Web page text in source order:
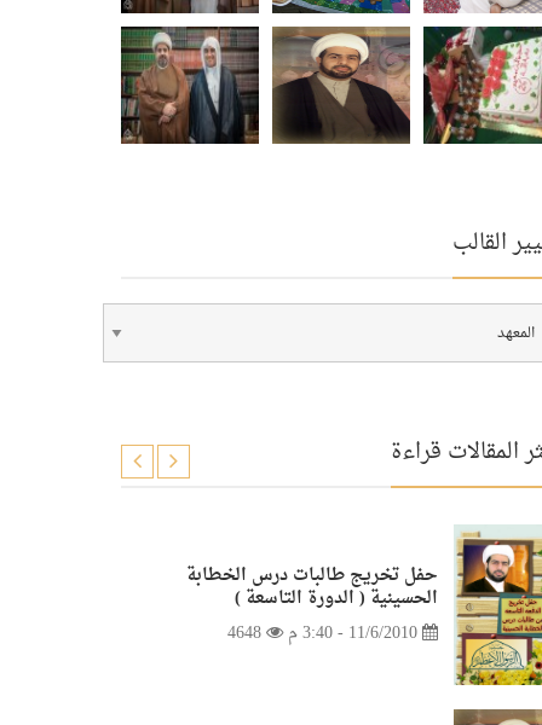
القالب
المقالات قراءة
حفل تخريج طالبات درس الخطابة
الحسينية ( الدورة التاسعة )
11/6/2010 - 3:40 م
4648